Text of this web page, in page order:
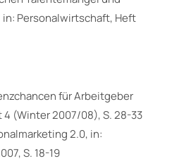
Personalwirtschaft, Heft
für Arbeitgeber
(Winter 2007/08), S. 28-33
2.0, in:
S. 18-19